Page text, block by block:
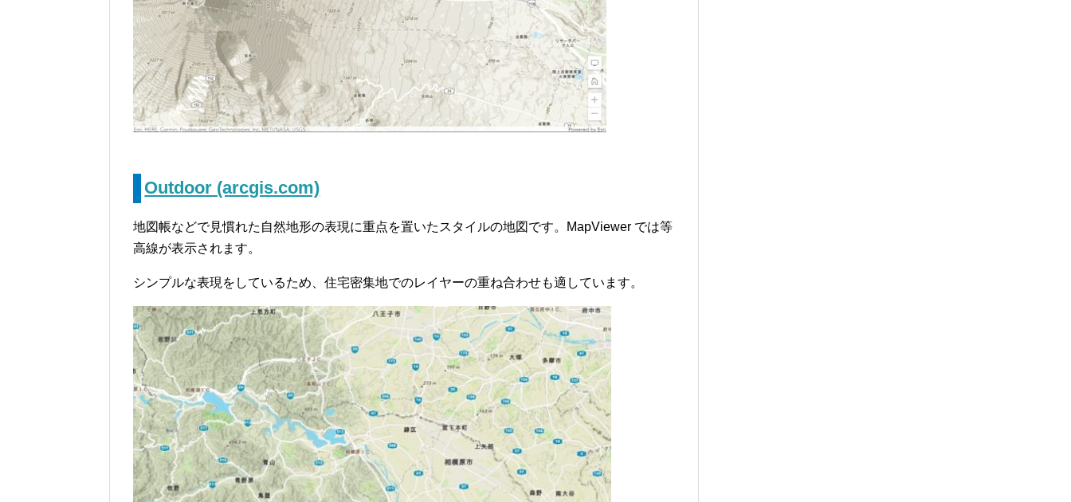
Outdoor (arcgis.com)
地図帳などで見慣れた自然地形の表現に重点を置いたスタイルの地図です。MapViewer では等
高線が表示されます。
シンプルな表現をしているため、住宅密集地でのレイヤーの重ね合わせも適しています。